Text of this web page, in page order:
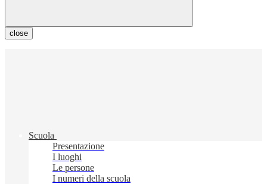
close
Scuola
Presentazione
I luoghi
Le persone
I numeri della scuola